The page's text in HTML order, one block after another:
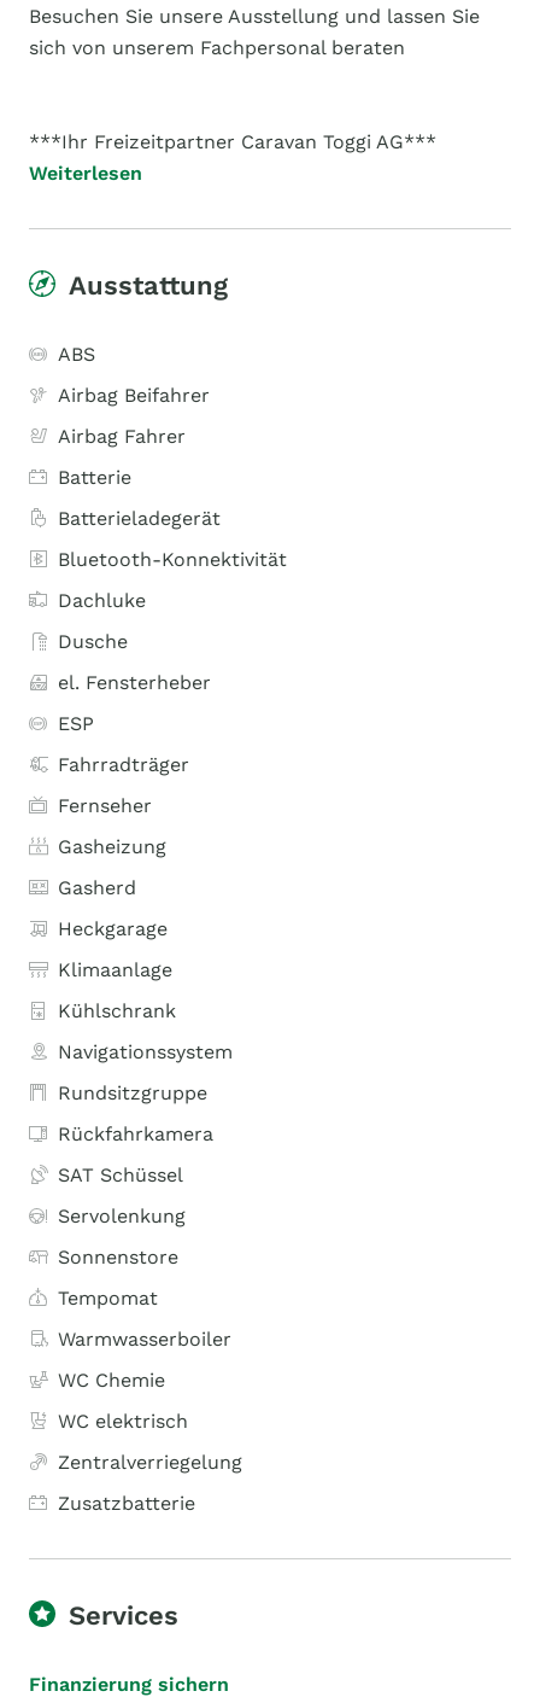
Besuchen Sie unsere Ausstellung und lassen Sie
sich von unserem Fachpersonal beraten
***Ihr Freizeitpartner Caravan Toggi AG***
Weiterlesen
Ausstattung
ABS
Airbag Beifahrer
Airbag Fahrer
Batterie
Batterieladegerät
Bluetooth-Konnektivität
Dachluke
Dusche
el. Fensterheber
ESP
Fahrradträger
Fernseher
Gasheizung
Gasherd
Heckgarage
Klimaanlage
Kühlschrank
Navigationssystem
Rundsitzgruppe
Rückfahrkamera
SAT Schüssel
Servolenkung
Sonnenstore
Tempomat
Warmwasserboiler
WC Chemie
WC elektrisch
Zentralverriegelung
Zusatzbatterie
Services
Finanzierung sichern